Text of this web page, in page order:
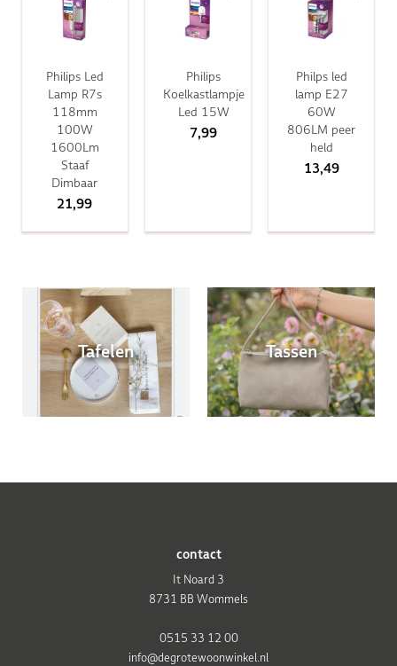
Philips Led
Lamp R7s
118mm
100W
1600Lm
Staaf
Dimbaar
21,99
Philips
Koelkastlampje
Led 15W
7,99
Philps led
lamp E27
60W
806LM peer
held
13,49
Tafelen Tassen
contact
It Noard 3
8731 BB Wommels
0515 33 12 00
info@degrotewoonwinkel.nl